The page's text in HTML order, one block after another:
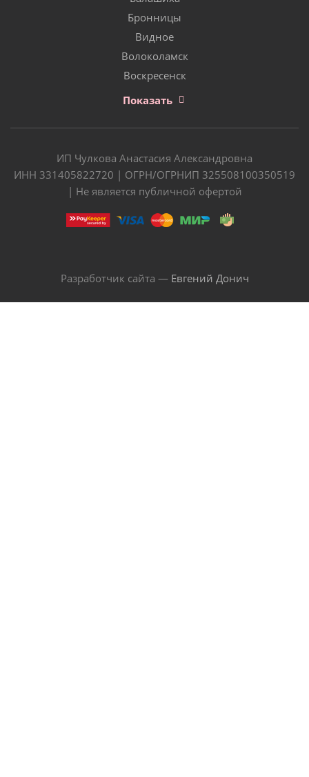
Бронницы
Видное
Волоколамск
Воскресенск
Показать
ИП Чулкова Анастасия Александровна
ИНН 331405822720 | ОГРН/ОГРНИП 325508100350519
| Не является публичной офертой
Разработчик сайта — Евгений Донич